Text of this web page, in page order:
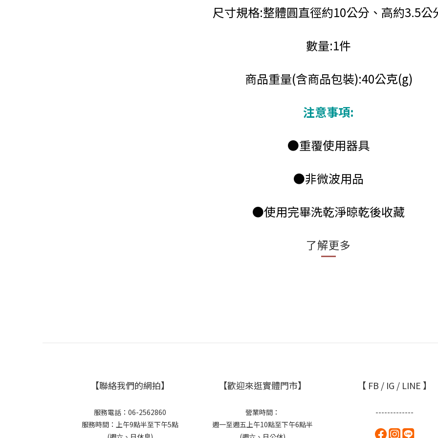
尺寸規格:整體圓直徑約10公分、高約3.5公
數量:1件
商品重量(含商品包裝):40公克(g)
注意事項:
●重覆使用器具
●非微波用品
●使用完畢洗乾淨晾乾後收藏
了解更多
【聯絡我們的網拍】
服務電話：06-2562860
服務時間：上午9點半至下午5點
【歡迎來逛實體門市】
營業時間：
週一至週五上午10點至下午6點半
【 FB / IG / LINE 】
-------------